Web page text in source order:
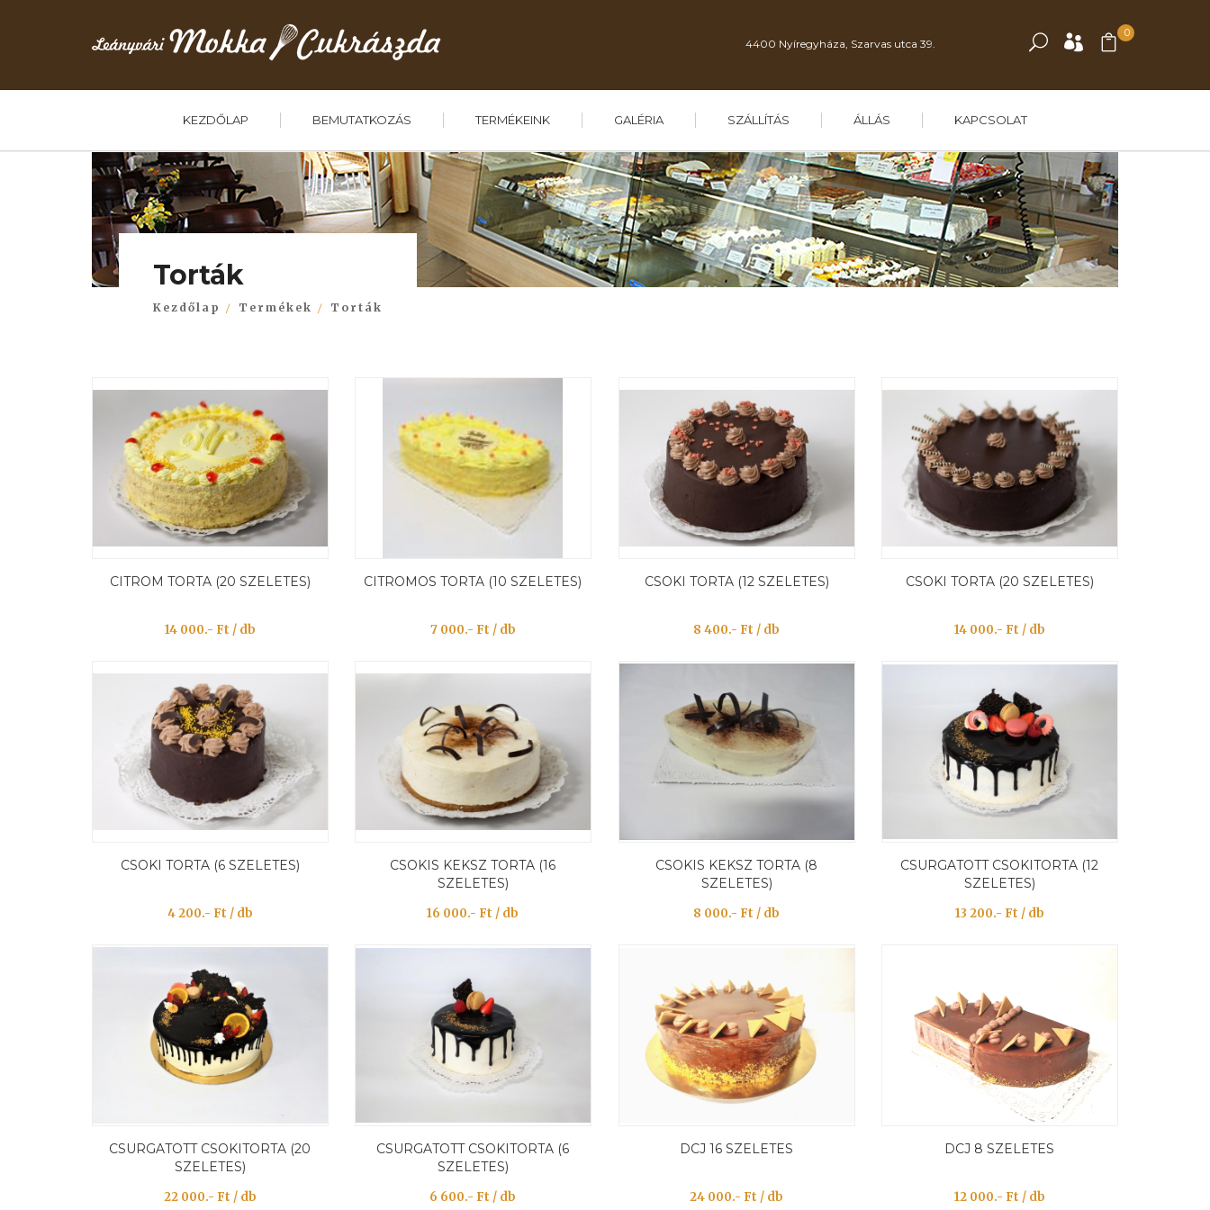
4400 Nyíregyháza, Szarvas utca 39.
0
KEZDŐLAP BEMUTATKOZÁS TERMÉKEINK GALÉRIA SZÁLLÍTÁS ÁLLÁS KAPCSOLAT
Torták
Kezdőlap Termékek Torták
CITROM TORTA (20 SZELETES)
14 000.- Ft / db
CITROMOS TORTA (10 SZELETES)
7 000.- Ft / db
CSOKI TORTA (12 SZELETES)
8 400.- Ft / db
CSOKI TORTA (20 SZELETES)
14 000.- Ft / db
CSOKI TORTA (6 SZELETES)
4 200.- Ft / db
CSOKIS KEKSZ TORTA (16
SZELETES)
16 000.- Ft / db
CSOKIS KEKSZ TORTA (8
SZELETES)
8 000.- Ft / db
CSURGATOTT CSOKITORTA (12
SZELETES)
13 200.- Ft / db
CSURGATOTT CSOKITORTA (20
SZELETES)
22 000.- Ft / db
CSURGATOTT CSOKITORTA (6
SZELETES)
6 600.- Ft / db
DCJ 16 SZELETES
24 000.- Ft / db
DCJ 8 SZELETES
12 000.- Ft / db